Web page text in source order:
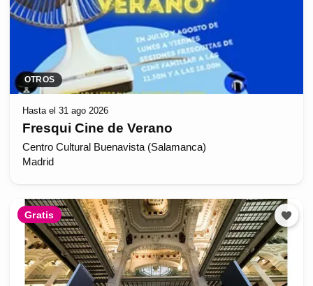
OTROS
Hasta el 31 ago 2026
Fresqui Cine de Verano
Centro Cultural Buenavista (Salamanca)
Madrid
Gratis